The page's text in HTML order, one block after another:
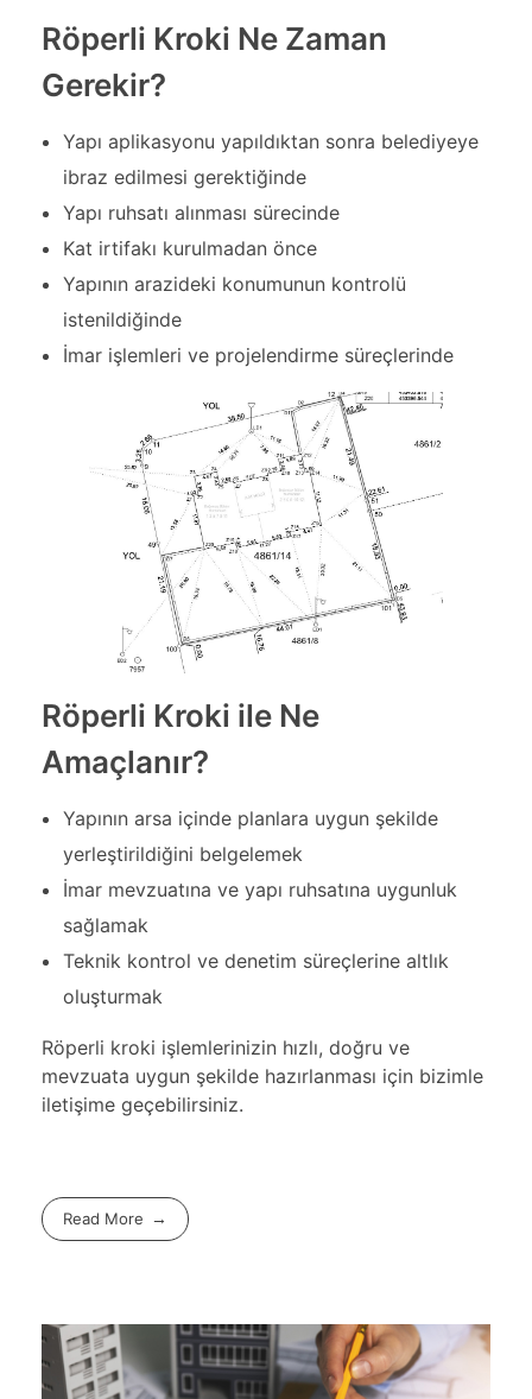
Röperli Kroki Ne Zaman
Gerekir?
Yapı aplikasyonu yapıldıktan sonra belediyeye
ibraz edilmesi gerektiğinde
Yapı ruhsatı alınması sürecinde
Kat irtifakı kurulmadan önce
Yapının arazideki konumunun kontrolü
istenildiğinde
İmar işlemleri ve projelendirme süreçlerinde
Röperli Kroki ile Ne
Amaçlanır?
Yapının arsa içinde planlara uygun şekilde
yerleştirildiğini belgelemek
İmar mevzuatına ve yapı ruhsatına uygunluk
sağlamak
Teknik kontrol ve denetim süreçlerine altlık
oluşturmak
Röperli kroki işlemlerinizin hızlı, doğru ve
mevzuata uygun şekilde hazırlanması için bizimle
iletişime geçebilirsiniz.
Read More